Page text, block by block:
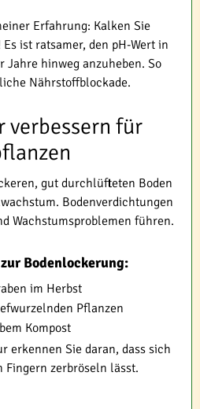
Erfahrung: Kalken Sie
ist ratsamer, den pH-Wert in
hinweg anzuheben. So
Nährstoffblockade.
verbessern für
gut durchlüfteten Boden
Bodenverdichtungen
Wachstumsproblemen führen.
Bodenlockerung:
im Herbst
Pflanzen
Kompost
erkennen Sie daran, dass sich
zerbröseln lässt.